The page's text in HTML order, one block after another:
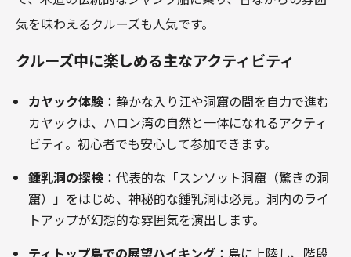
気を味わえるクルーズも人気です。
クルーズ中に楽しめる主なアクティビティ
カヤック体験 ：静かな入り江や洞窟の間を自力で進む
カヤックは、ハロン湾の自然と一体になれるアクティ
ビティ。初心者でも安心して参加できます。
鍾乳洞の探検 ：代表的な「スンソット洞窟（驚きの洞
窟）」をはじめ、神秘的な鍾乳洞は必見。洞内のライ
トアップが幻想的な雰囲気を演出します。
ティトップ島での展望ハイキング ：島に上陸し、階段